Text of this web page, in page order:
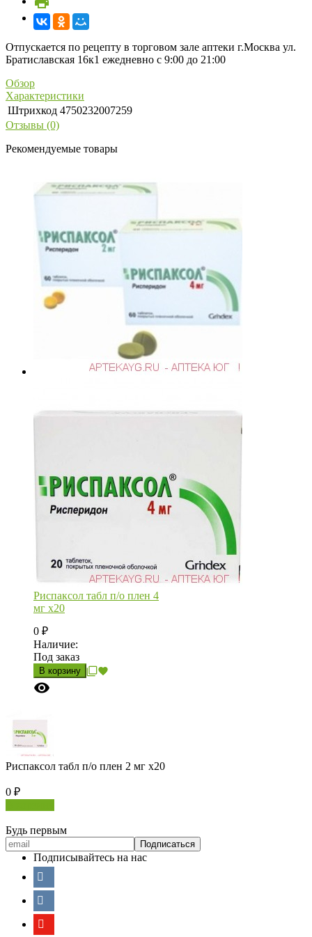
Отпускается по рецепту в торговом зале аптеки г.Москва ул.
Братиславская 16к1 ежедневно с 9:00 до 21:00
Обзор
Характеристики
Штрихкод 4750232007259
Отзывы (0)
Рекомендуемые товары
Риспаксол табл п/о плен 4
мг х20
0 ₽
Наличие:
Под заказ
В корзину
Риспаксол табл п/о плен 2 мг х20
0 ₽
Будь первым
Подписывайтесь на нас